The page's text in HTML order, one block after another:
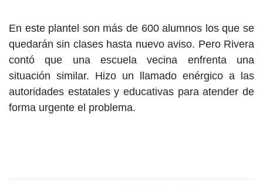
En este plantel son más de 600 alumnos los que se
quedarán sin clases hasta nuevo aviso. Pero Rivera
contó que una escuela vecina enfrenta una
situación similar. Hizo un llamado enérgico a las
autoridades estatales y educativas para atender de
forma urgente el problema.